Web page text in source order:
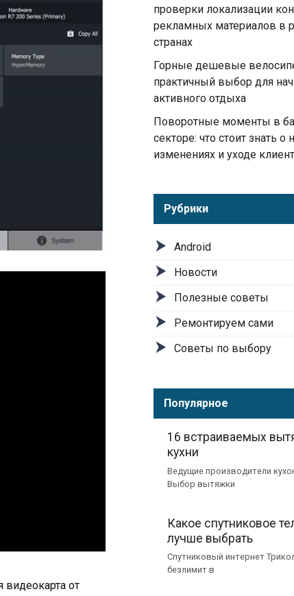
видеокарта от
проверки локализации
рекламных материалов в
странах
Горные дешевые
практичный выбор для
активного отдыха
Поворотные моменты в
секторе: что стоит знать о
изменениях и уходе
Рубрики
Android
Новости
Полезные советы
Ремонтируем сами
Советы по выбору
Популярное
16 встраиваемых
кухни
Ведущие производители
Выбор вытяжки
Какое спутниковое
лучше выбрать
Спутниковый интернет
безлимит в